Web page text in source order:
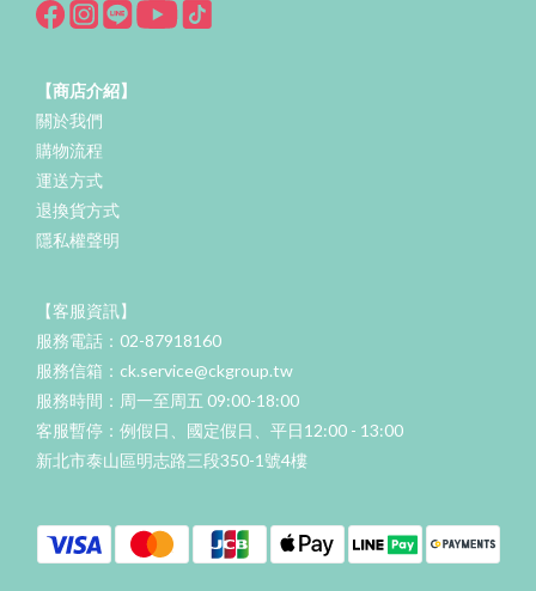
【商店介紹】
關於我們
購物流程
運送方式
退換貨方式
隱私權聲明
【客服資訊】
服務電話：02-87918160
服務信箱：ck.service@ckgroup.tw
服務時間：周一至周五 09:00-18:00
客服暫停：例假日、國定假日、平日12:00 - 13:00
新北市泰山區明志路三段350-1號4樓